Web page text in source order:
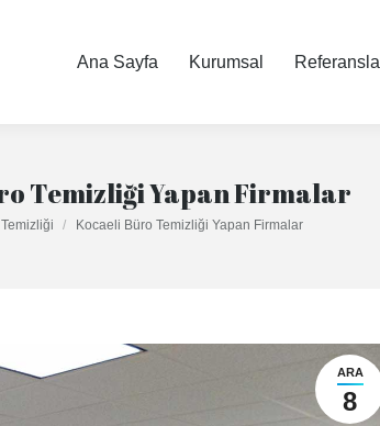
Ana Sayfa Kurumsal
Temizliği Yapan Firmalar
Kocaeli Büro Temizliği Yapan Firmalar
ARA
8
Ana Sayfa Kurumsal